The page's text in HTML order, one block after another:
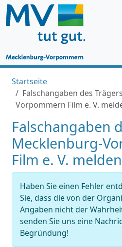
Startseite
Falschangaben des
Vorpommern Film e. V.
Falschangaben
Mecklenburg-
Film e. V. melden
Haben Sie einen Fehler
Sie, dass die von der
Angaben nicht der
senden Sie uns eine
Begründung!